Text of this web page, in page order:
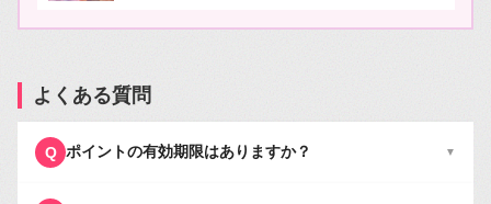
よくある質問
Q ポイントの有効期限はありますか？ ▼